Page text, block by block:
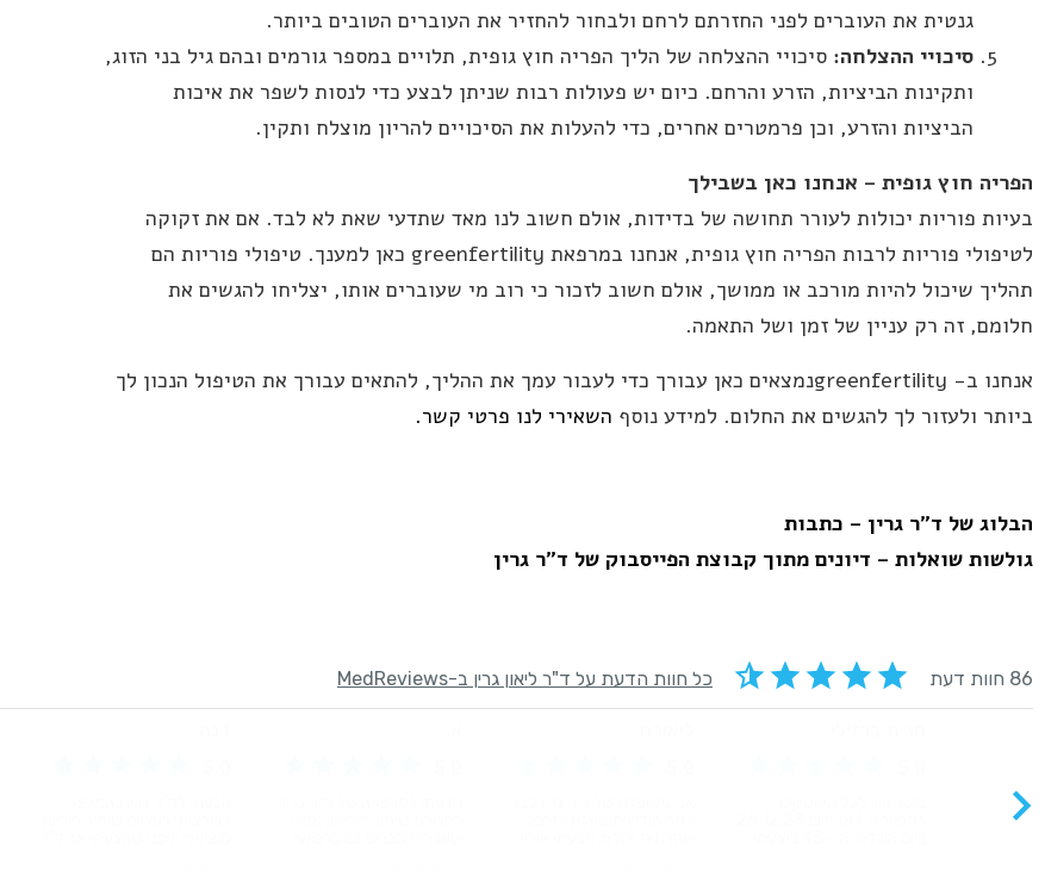
גנטית את העוברים לפני החזרתם לרחם ולבחור להחזיר את העוברים הטובים ביותר.
סיכויי ההצלחה: סיכויי ההצלחה של הליך הפריה חוץ גופית, תלויים במספר גורמים ובהם גיל בני הזוג,
ותקינות הביציות, הזרע והרחם. כיום יש פעולות רבות שניתן לבצע כדי לנסות לשפר את איכות
הביציות והזרע, וכן פרמטרים אחרים, כדי להעלות את הסיכויים להריון מוצלח ותקין.
הפריה חוץ גופית – אנחנו כאן בשבילך
בעיות פוריות יכולות לעורר תחושה של בדידות, אולם חשוב לנו מאד שתדעי שאת לא לבד. אם את זקוקה
לטיפולי פוריות לרבות הפריה חוץ גופית, אנחנו במרפאת greenfertility כאן למענך. טיפולי פוריות הם
תהליך שיכול להיות מורכב או ממושך, אולם חשוב לזכור כי רוב מי שעוברים אותו, יצליחו להגשים את
חלומם, זה רק עניין של זמן ושל התאמה.
אנחנו ב- greenfertilityנמצאים כאן עבורך כדי לעבור עמך את ההליך, להתאים עבורך את הטיפול הנכון לך
ביותר ולעזור לך להגשים את החלום. למידע נוסף השאירי לנו פרטי קשר.
הבלוג של ד"ר גרין – כתבות
גולשות שואלות – דיונים מתוך קבוצת הפייסבוק של ד"ר גרין